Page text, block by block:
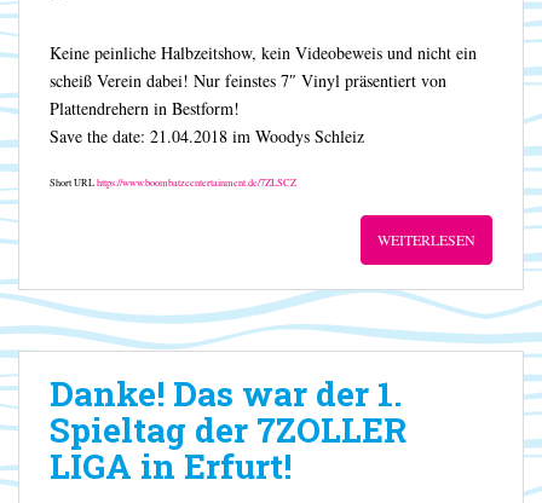
Keine peinliche Halbzeitshow, kein Videobeweis und nicht ein
scheiß Verein dabei! Nur feinstes 7″ Vinyl präsentiert von
Plattendrehern in Bestform!
Save the date: 21.04.2018 im Woodys Schleiz
Short URLhttps://www.boombatzeentertainment.de/7ZLSCZ
WEITERLESEN
Danke! Das war der 1.
Spieltag der 7ZOLLER
LIGA in Erfurt!